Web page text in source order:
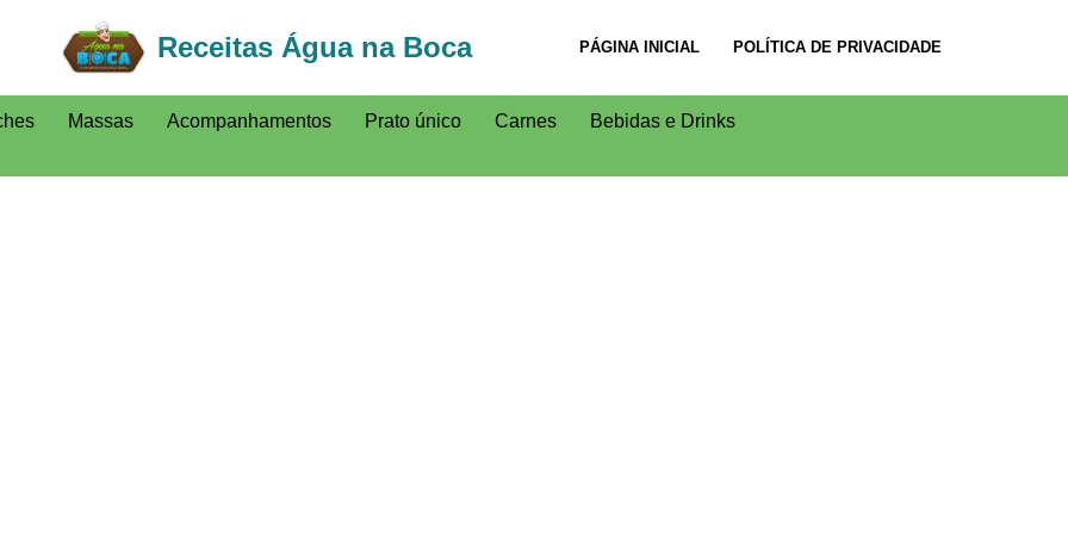
Receitas Água na Boca PÁGINA INICIAL POLÍTICA DE PRIVACIDADE
Massas Acompanhamentos Prato único Carnes
Bebidas e Drinks